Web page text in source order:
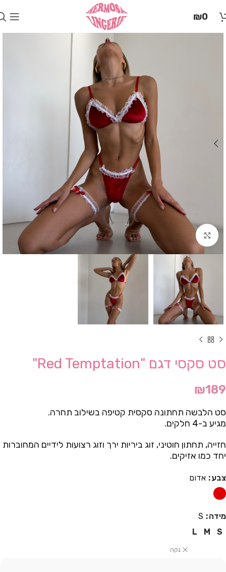
זֶה
תַּפְרִיט
הֵנְּגִישׁוּת
₪0
Click to enlarge
סט סקסי דגם "Red Temptation"
₪189
סט הלבשה תחתונה סקסית קטיפה בשילוב תחרה.
מגיע ב-4 חלקים.
חזייה, תחתון חוטיני, זוג ביריות ירך וזוג רצועות לידיים המחוברות
יחד כמו אזיקים.
צבע אדום
מידה
S
S
M
L
נקה